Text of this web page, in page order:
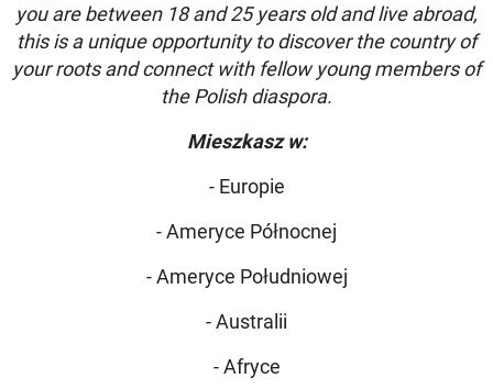
you are between 18 and 25 years old and live abroad,
this is a unique opportunity to discover the country of
your roots and connect with fellow young members of
the Polish diaspora.
Mieszkasz w:
- Europie
- Ameryce Północnej
- Ameryce Południowej
- Australii
- Afryce